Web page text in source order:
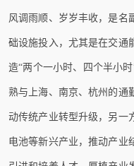
风调雨顺、岁岁丰收，是名
础设施投入，尤其是在交通
造“两个一小时、四个半小
熟与上海、南京、杭州的通
动传统产业转型升级，另一
电池等新兴产业，推动产业